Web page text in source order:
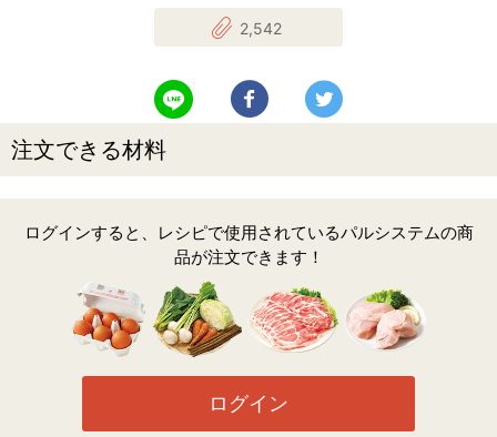
2,542
LINEで送る Facebookでシェアする
注文できる材料
ログインすると、レシピで使用されているパルシステムの商
品が注文できます！
ログイン